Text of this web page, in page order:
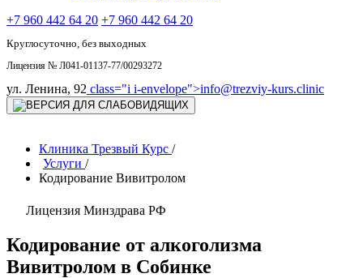
+7 960 442 64 20 +7 960 442 64 20
Круглосуточно, без выходных
Лицензия № Л041-01137-77/00293272
ул. Ленина, 92 class="i i-envelope">info@trezviy-kurs.clinic
Клиника Трезвый Курс /
Услуги /
Кодирование Вивитролом
Лицензия Минздрава РФ
Кодирование от алкоголизма
Вивитролом в Собинке